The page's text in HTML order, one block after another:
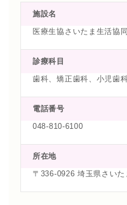
施設名
医療生協さいたま生活協
診療科目
歯科、矯正歯科、小児歯
電話番号
048-810-6100
所在地
〒336-0926 埼玉県さい